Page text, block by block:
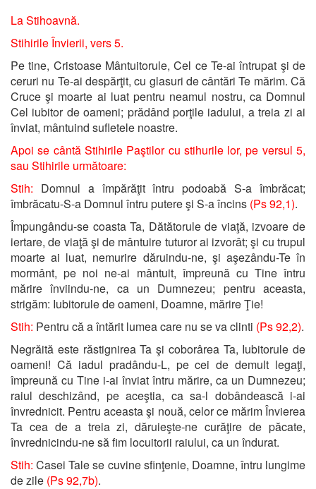
La Stihoavnă.
Stihirile Învierii, vers 5.
Pe tine, Cristoase Mântuitorule, Cel ce Te-ai întrupat şi de
ceruri nu Te-ai despărţit, cu glasuri de cântări Te mărim. Că
Cruce şi moarte ai luat pentru neamul nostru, ca Domnul
Cel iubitor de oameni; prădând porţile iadului, a treia zi ai
înviat, mântuind sufletele noastre.
Apoi se cântă Stihirile Paştilor cu stihurile lor, pe versul 5,
sau Stihirile următoare:
Stih: Domnul a împărăţit întru podoabă S-a îmbrăcat;
îmbrăcatu-S-a Domnul întru putere şi S-a încins (Ps 92,1).
Împungându-se coasta Ta, Dătătorule de viaţă, izvoare de
iertare, de viaţă şi de mântuire tuturor ai izvorât; şi cu trupul
moarte ai luat, nemurire dăruindu-ne, şi aşezându-Te în
mormânt, pe noi ne-ai mântuit, împreună cu Tine întru
mărire înviindu-ne, ca un Dumnezeu; pentru aceasta,
strigăm: Iubitorule de oameni, Doamne, mărire Ţie!
Stih: Pentru că a întărit lumea care nu se va clinti (Ps 92,2).
Negrăită este răstignirea Ta şi coborârea Ta, Iubitorule de
oameni! Că iadul pradându-L, pe cei de demult legaţi,
împreună cu Tine i-ai înviat întru mărire, ca un Dumnezeu;
raiul deschizând, pe aceştia, ca sa-l dobândească i-ai
învrednicit. Pentru aceasta şi nouă, celor ce mărim Învierea
Ta cea de a treia zi, dăruieşte-ne curăţire de păcate,
învrednicindu-ne să fim locuitorii raiului, ca un îndurat.
Stih: Casei Tale se cuvine sfinţenie, Doamne, întru lungime
de zile (Ps 92,7b).